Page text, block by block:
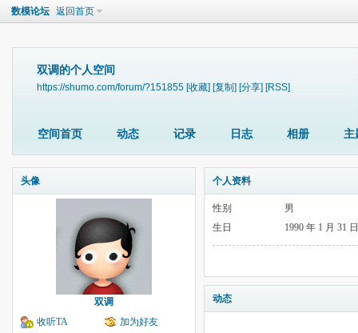
数模论坛 返回首页
双调的个人空间
https://shumo.com/forum/?151855 [收藏] [复制] [分享] [RSS]
空间首页 动态 记录 日志 相册 主
头像
双调
收听TA
加为好友
个人资料
性别
男
生日
1990 年 1 月 31 日
动态